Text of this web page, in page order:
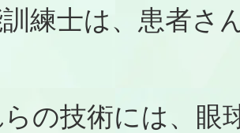
練士は、患者さ
の技術には、眼